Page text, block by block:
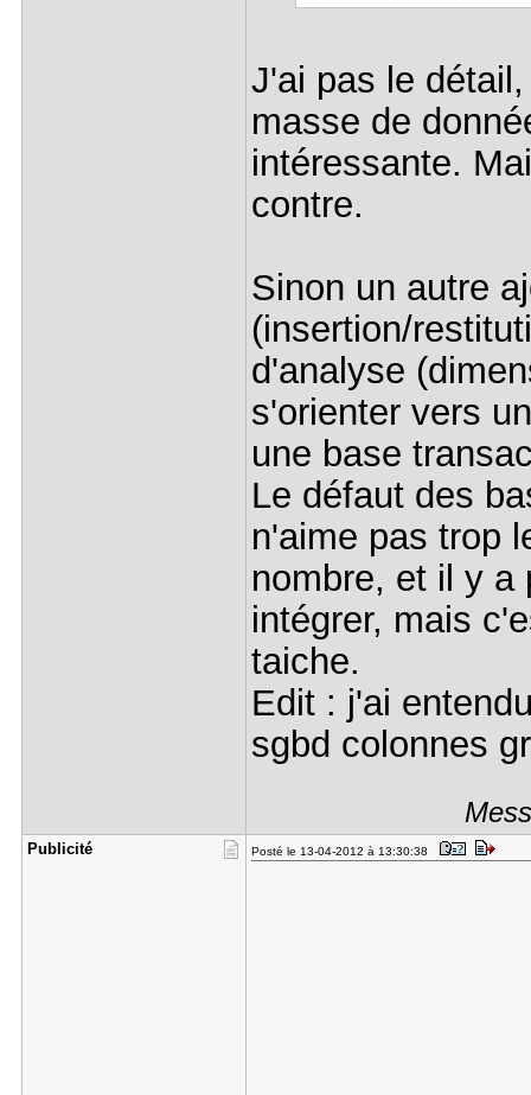
J'ai pas le
masse de
intéressante.
contre.
Sinon un autre
(insertion/
d'analyse
s'orienter vers
une base
Le défaut des
n'aime pas trop
nombre, et il y a
intégrer, mais
taiche.
Edit : j'ai
sgbd colonnes
Publicité Posté le 13-04-2012 à 13:30:38